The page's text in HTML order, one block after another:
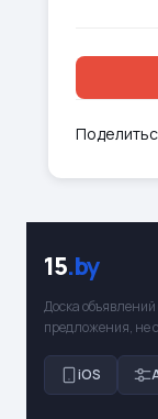
15.by
Доска
предложения, не
iOS